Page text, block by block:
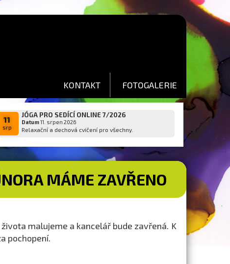
KONTAKT FOTOGALERIE
11
srp
JÓGA PRO SEDÍCÍ ONLINE 7/2026
Datum11. srpen 2026
Relaxační a dechová cvičení pro všechny.
MÁME ZAVŘENO
malujeme a kancelář bude zavřená. K
pochopení.